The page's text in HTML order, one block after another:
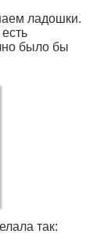
ладошки.
было бы
так: